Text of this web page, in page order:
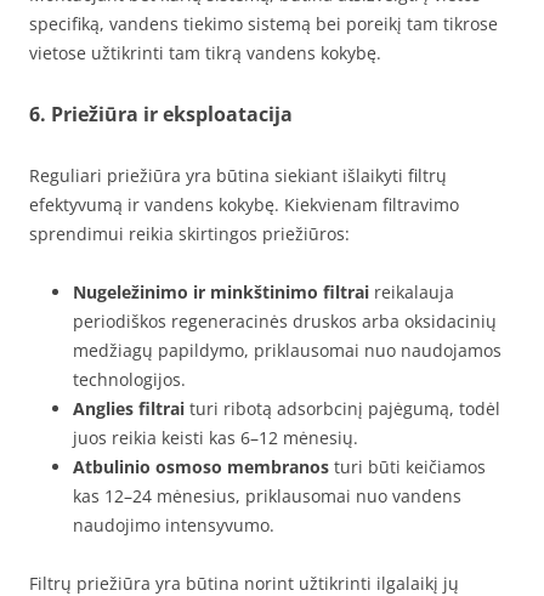
specifiką, vandens tiekimo sistemą bei poreikį tam tikrose
vietose užtikrinti tam tikrą vandens kokybę.
6. Priežiūra ir eksploatacija
Reguliari priežiūra yra būtina siekiant išlaikyti filtrų
efektyvumą ir vandens kokybę. Kiekvienam filtravimo
sprendimui reikia skirtingos priežiūros:
Nugeležinimo ir minkštinimo filtrai reikalauja
periodiškos regeneracinės druskos arba oksidacinių
medžiagų papildymo, priklausomai nuo naudojamos
technologijos.
Anglies filtrai turi ribotą adsorbcinį pajėgumą, todėl
juos reikia keisti kas 6–12 mėnesių.
Atbulinio osmoso membranos turi būti keičiamos
kas 12–24 mėnesius, priklausomai nuo vandens
naudojimo intensyvumo.
Filtrų priežiūra yra būtina norint užtikrinti ilgalaikį jų